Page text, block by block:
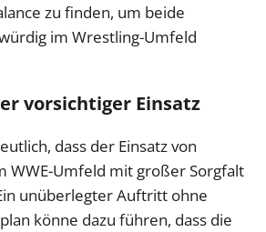
zu finden, um beide
im Wrestling-Umfeld
vorsichtiger Einsatz
dass der Einsatz von
WWE-Umfeld mit großer Sorgfalt
unüberlegter Auftritt ohne
könne dazu führen, dass die